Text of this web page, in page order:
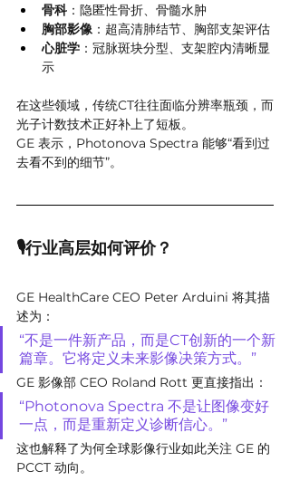
骨科 ：隐匿性骨折、骨髓水肿
胸部影像 ：超高清肺结节、胸部支架评估
心脏学 ：冠脉斑块分型、支架腔内清晰显
示
在这些领域，传统CT往往面临分辨率瓶颈，而
光子计数技术正好补上了短板。
GE 表示，Photonova Spectra 能够“看到过
去看不到的细节”。
🎙行业高层如何评价？
GE HealthCare CEO Peter Arduini 将其描
述为：
“不是一件新产品，而是CT创新的一个新
篇章。它将定义未来影像决策方式。”
GE 影像部 CEO Roland Rott 更直接指出：
“Photonova Spectra 不是让图像变好
一点，而是重新定义诊断信心。”
这也解释了为何全球影像行业如此关注 GE 的
PCCT 动向。